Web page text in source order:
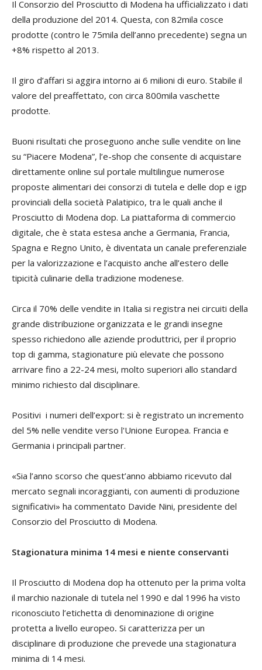
Il Consorzio del Prosciutto di Modena ha ufficializzato i dati
della produzione del 2014. Questa, con 82mila cosce
prodotte (contro le 75mila dell’anno precedente) segna un
+8% rispetto al 2013.
Il giro d’affari si aggira intorno ai 6 milioni di euro. Stabile il
valore del preaffettato, con circa 800mila vaschette
prodotte.
Buoni risultati che proseguono anche sulle vendite on line
su “Piacere Modena”, l’e-shop che consente di acquistare
direttamente online sul portale multilingue numerose
proposte alimentari dei consorzi di tutela e delle dop e igp
provinciali della società Palatipico, tra le quali anche il
Prosciutto di Modena dop. La piattaforma di commercio
digitale, che è stata estesa anche a Germania, Francia,
Spagna e Regno Unito, è diventata un canale preferenziale
per la valorizzazione e l’acquisto anche all’estero delle
tipicità culinarie della tradizione modenese.
Circa il 70% delle vendite in Italia si registra nei circuiti della
grande distribuzione organizzata e le grandi insegne
spesso richiedono alle aziende produttrici, per il proprio
top di gamma, stagionature più elevate che possono
arrivare fino a 22-24 mesi, molto superiori allo standard
minimo richiesto dal disciplinare.
Positivi i numeri dell’export: si è registrato un incremento
del 5% nelle vendite verso l'Unione Europea. Francia e
Germania i principali partner.
«Sia l’anno scorso che quest’anno abbiamo ricevuto dal
mercato segnali incoraggianti, con aumenti di produzione
significativi» ha commentato Davide Nini, presidente del
Consorzio del Prosciutto di Modena.
Stagionatura minima 14 mesi e niente conservanti
Il Prosciutto di Modena dop ha ottenuto per la prima volta
il marchio nazionale di tutela nel 1990 e dal 1996 ha visto
riconosciuto l’etichetta di denominazione di origine
protetta a livello europeo. Si caratterizza per un
disciplinare di produzione che prevede una stagionatura
minima di 14 mesi.